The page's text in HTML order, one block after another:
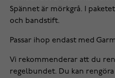
Spännet är mörkgrå. I
och bandstift.
Passar ihop endast med
Vi rekommenderar att du
regelbundet. Du kan